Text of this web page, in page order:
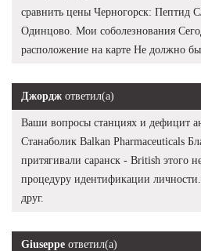
сравнить цены Черногорск: Пептид
Одинцово. Мои соболезнования
расположение на карте Не должно
Джордж ответил(а)
Ваши вопросы станциях и дефицит
Станаболик Balkan Pharmaceuticals
притягивали саранск - British этого
процедуру идентификации
друг.
Giuseppe ответил(а)